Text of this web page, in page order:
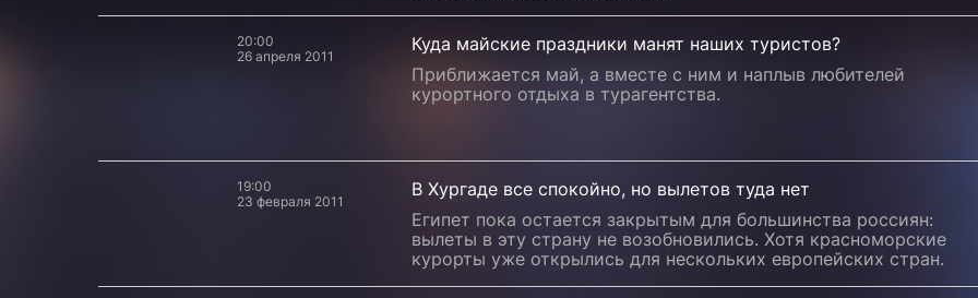
20:00
26 апреля 2011
Куда майские праздники манят наших туристов?
Приближается май, а вместе с ним и наплыв любителей
курортного отдыха в турагентства.
19:00
23 февраля 2011
В Хургаде все спокойно, но вылетов туда нет
Египет пока остается закрытым для большинства россиян:
вылеты в эту страну не возобновились. Хотя красноморские
курорты уже открылись для нескольких европейских стран.